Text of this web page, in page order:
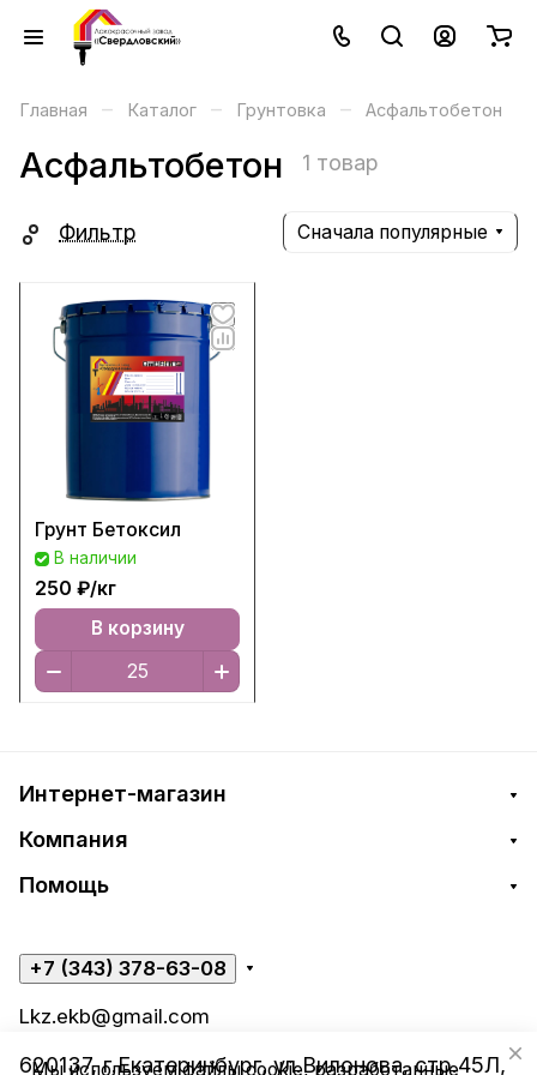
Главная – Каталог – Грунтовка – Асфальтобетон
Асфальтобетон 1 товар
Фильтр Сначала популярные
Грунт Бетоксил
В наличии
250 ₽/кг
В корзину
Интернет-магазин
Компания
Помощь
+7 (343) 378-63-08
Lkz.ekb@gmail.com
620137, г.Екатеринбург, ул.Вилонова, стр.45Л,
Мы используем файлы cookie, разработанные